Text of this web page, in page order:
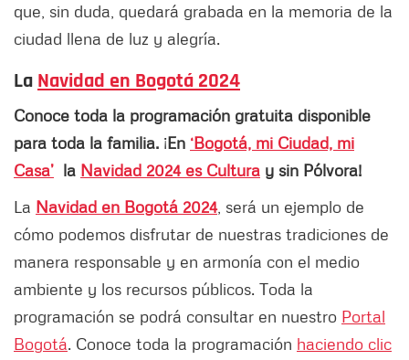
que, sin duda, quedará grabada en la memoria de la
ciudad llena de luz y alegría.
La Navidad en Bogotá 2024
Conoce toda la programación gratuita disponible
para toda la familia. ¡En ‘Bogotá, mi Ciudad, mi
Casa’ la Navidad 2024 es Cultura y sin Pólvora!
La Navidad en Bogotá 2024, será un ejemplo de
cómo podemos disfrutar de nuestras tradiciones de
manera responsable y en armonía con el medio
ambiente y los recursos públicos. Toda la
programación se podrá consultar en nuestro Portal
Bogotá. Conoce toda la programación haciendo clic